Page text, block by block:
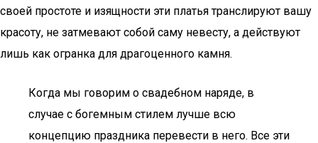
своей простоте и изящности эти платья транслируют вашу
красоту, не затмевают собой саму невесту, а действуют
лишь как огранка для драгоценного камня.
Когда мы говорим о свадебном наряде, в
случае с богемным стилем лучше всю
концепцию праздника перевести в него. Все эти